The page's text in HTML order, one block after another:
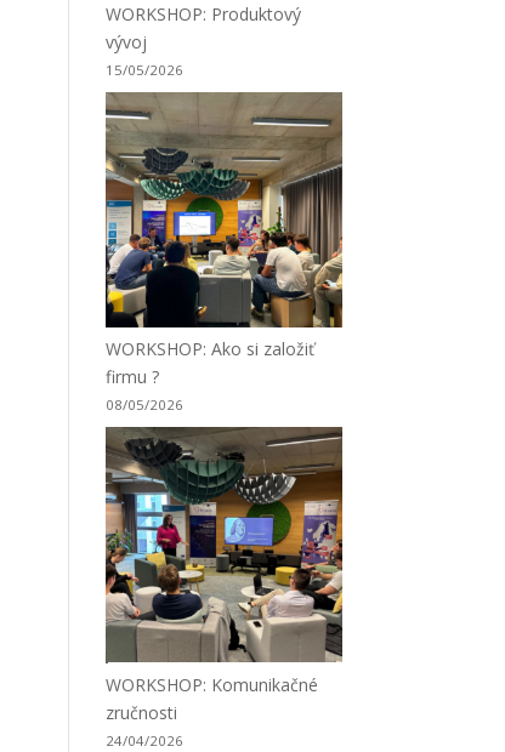
WORKSHOP: Produktový
vývoj
15/05/2026
WORKSHOP: Ako si založiť
firmu ?
08/05/2026
WORKSHOP: Komunikačné
zručnosti
24/04/2026